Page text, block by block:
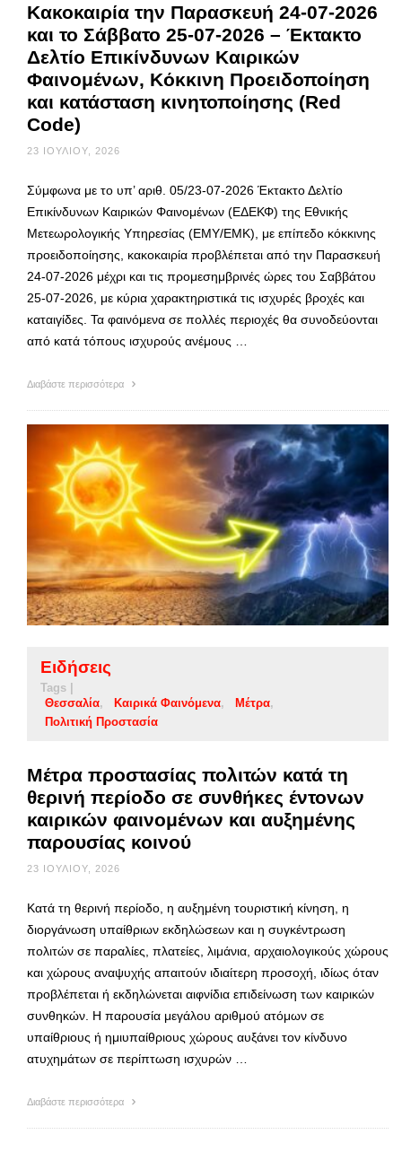
Κακοκαιρία την Παρασκευή 24-07-2026
και το Σάββατο 25-07-2026 – Έκτακτο
Δελτίο Επικίνδυνων Καιρικών
Φαινομένων, Κόκκινη Προειδοποίηση
και κατάσταση κινητοποίησης (Red
Code)
23 ΙΟΥΛΊΟΥ, 2026
Σύμφωνα με το υπ’ αριθ. 05/23-07-2026 Έκτακτο Δελτίο
Επικίνδυνων Καιρικών Φαινομένων (ΕΔΕΚΦ) της Εθνικής
Μετεωρολογικής Υπηρεσίας (ΕΜΥ/ΕΜΚ), με επίπεδο κόκκινης
προειδοποίησης, κακοκαιρία προβλέπεται από την Παρασκευή
24-07-2026 μέχρι και τις προμεσημβρινές ώρες του Σαββάτου
25-07-2026, με κύρια χαρακτηριστικά τις ισχυρές βροχές και
καταιγίδες. Τα φαινόμενα σε πολλές περιοχές θα συνοδεύονται
από κατά τόπους ισχυρούς ανέμους …
Διαβάστε περισσότερα
Ειδήσεις
Tags |
Θεσσαλία
Καιρικά Φαινόμενα
Μέτρα
Πολιτική Προστασία
Μέτρα προστασίας πολιτών κατά τη
θερινή περίοδο σε συνθήκες έντονων
καιρικών φαινομένων και αυξημένης
παρουσίας κοινού
23 ΙΟΥΛΊΟΥ, 2026
Κατά τη θερινή περίοδο, η αυξημένη τουριστική κίνηση, η
διοργάνωση υπαίθριων εκδηλώσεων και η συγκέντρωση
πολιτών σε παραλίες, πλατείες, λιμάνια, αρχαιολογικούς χώρους
και χώρους αναψυχής απαιτούν ιδιαίτερη προσοχή, ιδίως όταν
προβλέπεται ή εκδηλώνεται αιφνίδια επιδείνωση των καιρικών
συνθηκών. Η παρουσία μεγάλου αριθμού ατόμων σε
υπαίθριους ή ημιυπαίθριους χώρους αυξάνει τον κίνδυνο
ατυχημάτων σε περίπτωση ισχυρών …
Διαβάστε περισσότερα